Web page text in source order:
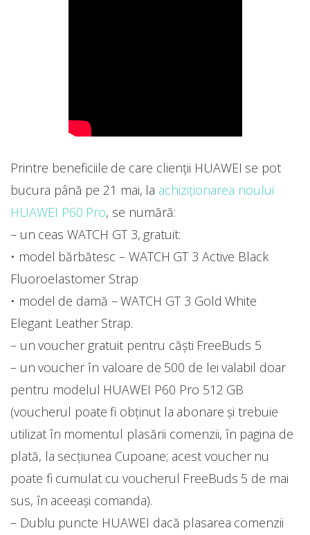
Printre beneficiile de care clienții HUAWEI se pot
bucura până pe 21 mai, la achiziționarea noului
HUAWEI P60 Pro, se numără:
– un ceas WATCH GT 3, gratuit:
• model bărbătesc – WATCH GT 3 Active Black
Fluoroelastomer Strap
• model de damă – WATCH GT 3 Gold White
Elegant Leather Strap.
– un voucher gratuit pentru căști FreeBuds 5
– un voucher în valoare de 500 de lei valabil doar
pentru modelul HUAWEI P60 Pro 512 GB
(voucherul poate fi obținut la abonare și trebuie
utilizat în momentul plasării comenzii, în pagina de
plată, la secțiunea Cupoane; acest voucher nu
poate fi cumulat cu voucherul FreeBuds 5 de mai
sus, în aceeași comanda).
– Dublu puncte HUAWEI dacă plasarea comenzii